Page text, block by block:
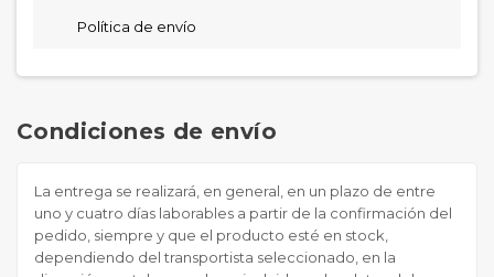
Política de envío
Condiciones de envío
La entrega se realizará, en general, en un plazo de entre
uno y cuatro días laborables a partir de la confirmación del
pedido, siempre y que el producto esté en stock,
dependiendo del transportista seleccionado, en la